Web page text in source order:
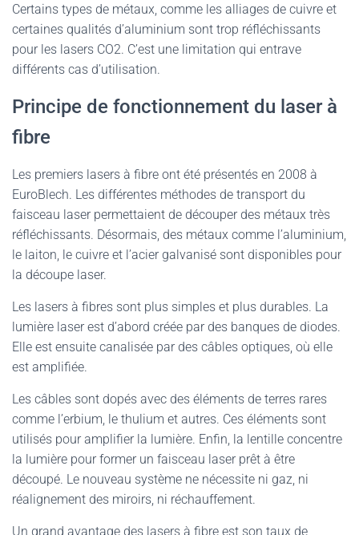
Certains types de métaux, comme les alliages de cuivre et
certaines qualités d’aluminium sont trop réfléchissants
pour les lasers CO2. C’est une limitation qui entrave
différents cas d’utilisation.
Principe de fonctionnement du laser à
fibre
Les premiers lasers à fibre ont été présentés en 2008 à
EuroBlech. Les différentes méthodes de transport du
faisceau laser permettaient de découper des métaux très
réfléchissants. Désormais, des métaux comme l’aluminium,
le laiton, le cuivre et l’acier galvanisé sont disponibles pour
la découpe laser.
Les lasers à fibres sont plus simples et plus durables. La
lumière laser est d’abord créée par des banques de diodes.
Elle est ensuite canalisée par des câbles optiques, où elle
est amplifiée.
Les câbles sont dopés avec des éléments de terres rares
comme l’erbium, le thulium et autres. Ces éléments sont
utilisés pour amplifier la lumière. Enfin, la lentille concentre
la lumière pour former un faisceau laser prêt à être
découpé. Le nouveau système ne nécessite ni gaz, ni
réalignement des miroirs, ni réchauffement.
Un grand avantage des lasers à fibre est son taux de